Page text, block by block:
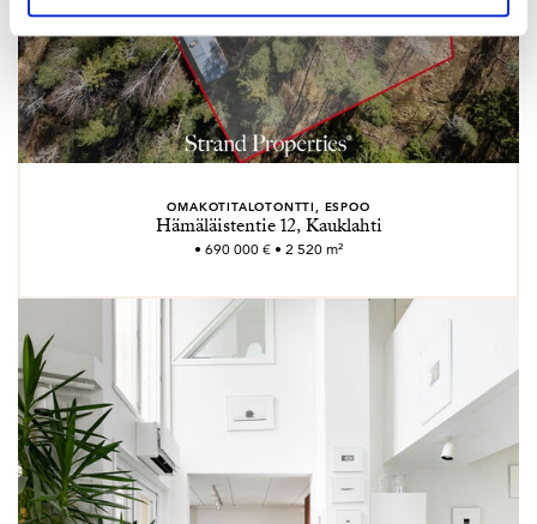
OMAKOTITALOTONTTI, ESPOO
Hämäläistentie 12, Kauklahti
• 690 000 € • 2 520 m²